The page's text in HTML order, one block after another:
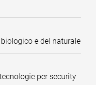
e del naturale
per security